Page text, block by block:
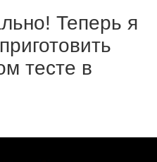
Теперь я
тесте в